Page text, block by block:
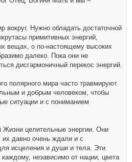
Нужно обладать достаточной
примитивных энергий,
вещах, о по-настоящему высоких
далеко. Пока они не
дисгармоничный перекос энергий.
полярного мира часто травмируют
и добрым человеком, чтобы
ситуации и с пониманием
Жизни целительные энергии. Они
давно очень ждали и с
исцеления и души и тела. Эти
независимо от нации, цвета